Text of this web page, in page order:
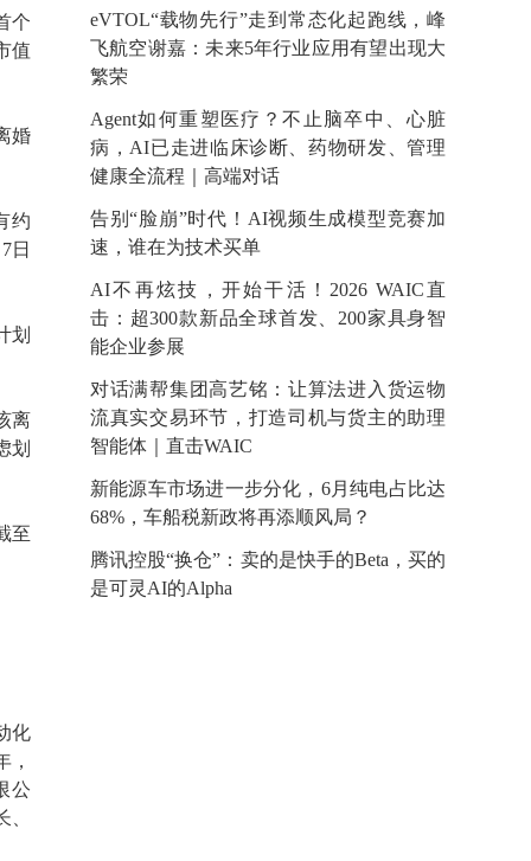
个
值
婚
约
日
划
离
划
至
化
，
公
eVTOL“载物先行”走到常态化起跑线，峰
飞航空谢嘉：未来5年行业应用有望出现大
繁荣
Agent如何重塑医疗？不止脑卒中、心脏
病，AI已走进临床诊断、药物研发、管理
健康全流程｜高端对话
告别“脸崩”时代！AI视频生成模型竞赛加
速，谁在为技术买单
AI不再炫技，开始干活！2026 WAIC直
击：超300款新品全球首发、200家具身智
能企业参展
对话满帮集团高艺铭：让算法进入货运物
流真实交易环节，打造司机与货主的助理
智能体｜直击WAIC
新能源车市场进一步分化，6月纯电占比达
68%，车船税新政将再添顺风局？
腾讯控股“换仓”：卖的是快手的Beta，买的
是可灵AI的Alpha